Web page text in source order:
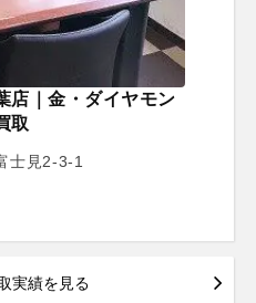
店｜金・ダイヤモン
取
士見2-3-1
実績を見る